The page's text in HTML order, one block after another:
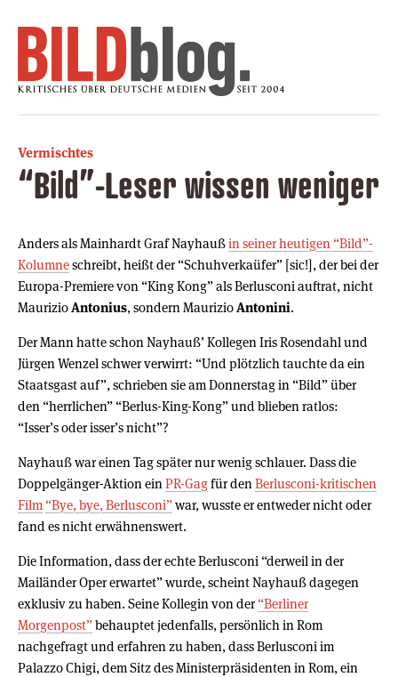
Vermischtes
“Bild”-Leser wissen weniger
Anders als Mainhardt Graf Nayhaußin seiner heutigen “Bild”-
Kolumneschreibt, heißt der “Schuhverkaüfer” [sic!], der bei der
Europa-Premiere von “King Kong” als Berlusconi auftrat, nicht
Maurizio Antonius, sondern Maurizio Antonini.
Der Mann hatte schon Nayhauß’ Kollegen Iris Rosendahl und
Jürgen Wenzel schwer verwirrt: “Und plötzlich tauchte da ein
Staatsgast auf”, schrieben sie am Donnerstag in “Bild” über
den “herrlichen” “Berlus-King-Kong” und blieben ratlos:
“Isser’s oder isser’s nicht”?
Nayhauß war einen Tag später nur wenig schlauer. Dass die
Doppelgänger-Aktion ein PR-Gagfür den Berlusconi-kritischen
Film “Bye, bye, Berlusconi”war, wusste er entweder nicht oder
fand es nicht erwähnenswert.
Die Information, dass der echte Berlusconi “derweil in der
Mailänder Oper erwartet” wurde, scheint Nayhauß dagegen
exklusiv zu haben. Seine Kollegin von der“Berliner
Morgenpost”behauptet jedenfalls, persönlich in Rom
nachgefragt und erfahren zu haben, dass Berlusconi im
Palazzo Chigi, dem Sitz des Ministerpräsidenten in Rom, ein